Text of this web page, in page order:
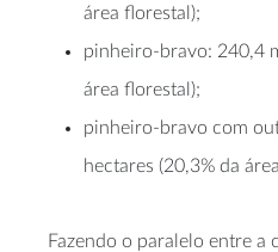
área florestal);
pinheiro-bravo: 240,4
área florestal);
pinheiro-bravo com
hectares (20,3% da
Fazendo o paralelo entre a